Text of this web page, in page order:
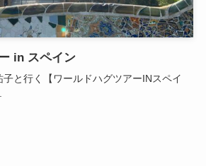
in スペイン
子と行く【ワールドハグツアーINスペイ